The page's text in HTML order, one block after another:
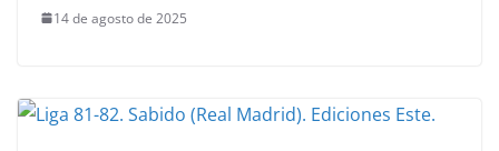
14 de agosto de 2025